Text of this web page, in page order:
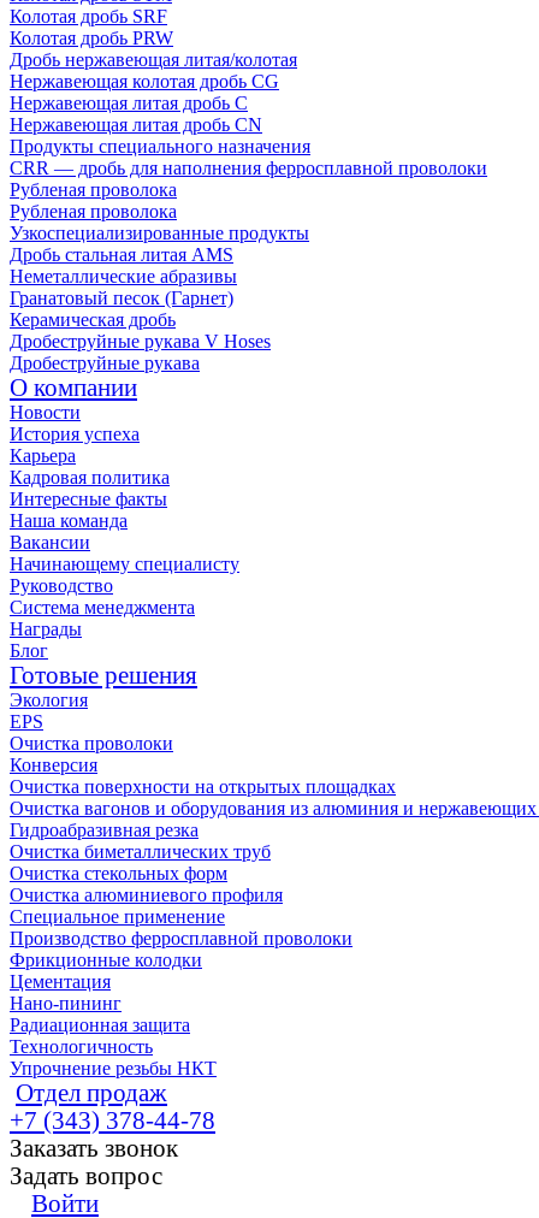
Колотая дробь SRF
Колотая дробь PRW
Дробь нержавеющая литая/колотая
Нержавеющая колотая дробь CG
Нержавеющая литая дробь C
Нержавеющая литая дробь CN
Продукты специального назначения
CRR — дробь для наполнения ферросплавной проволоки
Рубленая проволока
Рубленая проволока
Узкоспециализированные продукты
Дробь стальная литая AMS
Неметаллические абразивы
Гранатовый песок (Гарнет)
Керамическая дробь
Дробеструйные рукава V Hoses
Дробеструйные рукава
О компании
Новости
История успеха
Карьера
Кадровая политика
Интересные факты
Наша команда
Вакансии
Начинающему специалисту
Руководство
Система менеджмента
Награды
Блог
Готовые решения
Экология
EPS
Очистка проволоки
Конверсия
Очистка поверхности на открытых площадках
Очистка вагонов и оборудования из алюминия и нержавеющих
Гидроабразивная резка
Очистка биметаллических труб
Очистка стекольных форм
Очистка алюминиевого профиля
Специальное применение
Производство ферросплавной проволоки
Фрикционные колодки
Цементация
Нано-пининг
Радиационная защита
Технологичность
Упрочнение резьбы НКТ
Отдел продаж
+7 (343) 378-44-78
Заказать звонок
Задать вопрос
Войти